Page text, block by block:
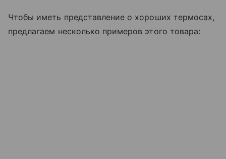
Чтобы иметь представление о хороших термосах,
предлагаем несколько примеров этого товара: